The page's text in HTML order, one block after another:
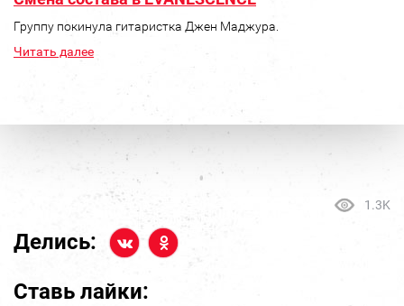
Группу покинула гитаристка Джен Маджура.
Читать далее
1.3K
Делись:
Ставь лайки: